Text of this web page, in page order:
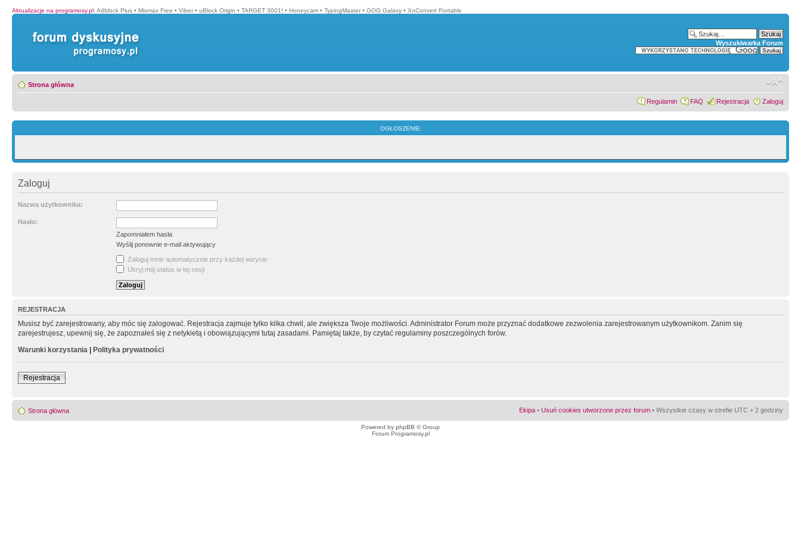
Aktualizacje na programosy.pl: Adblock Plus • Mixmax Free • Viber • uBlock Origin • TARGET 3001! • Honeycam • TypingMaster • GOG Galaxy • XnConvert Portable
Wyszukiwarka Forum
Strona główna
Regulamin FAQ Rejestracja Zaloguj
OGŁOSZENIE:
Zaloguj
Nazwa użytkownika:
Hasło:
Zapomniałem hasła
Wyślij ponownie e-mail aktywujący
Zaloguj mnie automatycznie przy każdej wizycie
Ukryj mój status w tej sesji
REJESTRACJA
Musisz być zarejestrowany, aby móc się zalogować. Rejestracja zajmuje tylko kilka chwil, ale zwiększa Twoje możliwości. Administrator Forum może przyznać dodatkowe zezwolenia zarejestrowanym użytkownikom. Zanim się
zarejestrujesz, upewnij się, że zapoznałeś się z netykietą i obowiązującymi tutaj zasadami. Pamiętaj także, by czytać regulaminy poszczególnych forów.
Warunki korzystania | Polityka prywatności
Rejestracja
Strona główna Ekipa • Usuń cookies utworzone przez forum • Wszystkie czasy w strefie UTC + 2 godziny
Powered by phpBB © Group
Forum Programosy.pl